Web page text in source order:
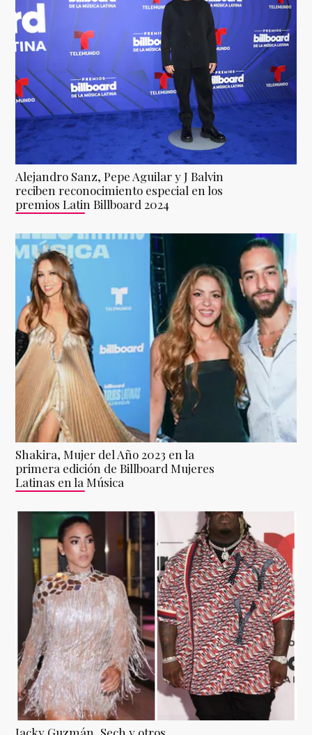
Alejandro Sanz, Pepe Aguilar y J Balvin
reciben reconocimiento especial en los
premios Latin Billboard 2024
Shakira, Mujer del Año 2023 en la
primera edición de Billboard Mujeres
Latinas en la Música
Jacky Guzmán, Sech y otros